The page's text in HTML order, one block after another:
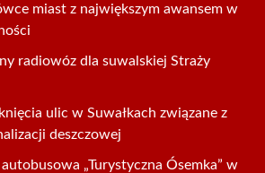
miast z największym awansem w
radiowóz dla suwalskiej Straży
ulic w Suwałkach związane z
deszczowej
„Turystyczna Ósemka” w